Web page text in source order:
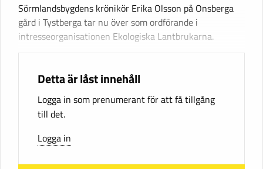
Sörmlandsbygdens krönikör Erika Olsson på Onsberga
gård i Tystberga tar nu över som ordförande i
intresseorganisationen Ekologiska Lantbrukarna.
Detta är låst innehåll
Logga in som prenumerant för att få tillgång
till det.
Logga in